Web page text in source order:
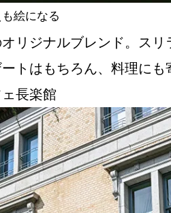
絵になる
リジナルブレンド。ス
トはもちろん、料理にも
長楽館